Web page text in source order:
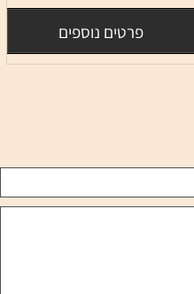
פרטים נוספים